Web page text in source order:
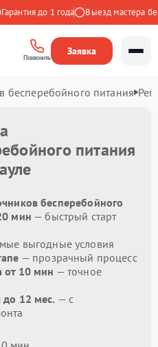
до 1 года Выезд мастера
Позвонить
Заявка
бесперебойного питания
питания
бесперебойного
мин — быстрый старт
выгодные условия
— прозрачный процесс
от 10 мин — точное
до 12 мес. — с